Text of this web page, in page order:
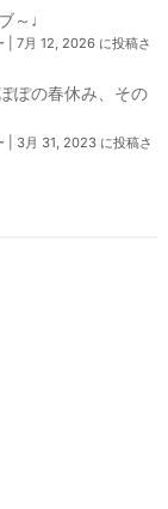
～♩
7月 12, 2026 に投稿さ
ぽの春休み、その
3月 31, 2023 に投稿さ